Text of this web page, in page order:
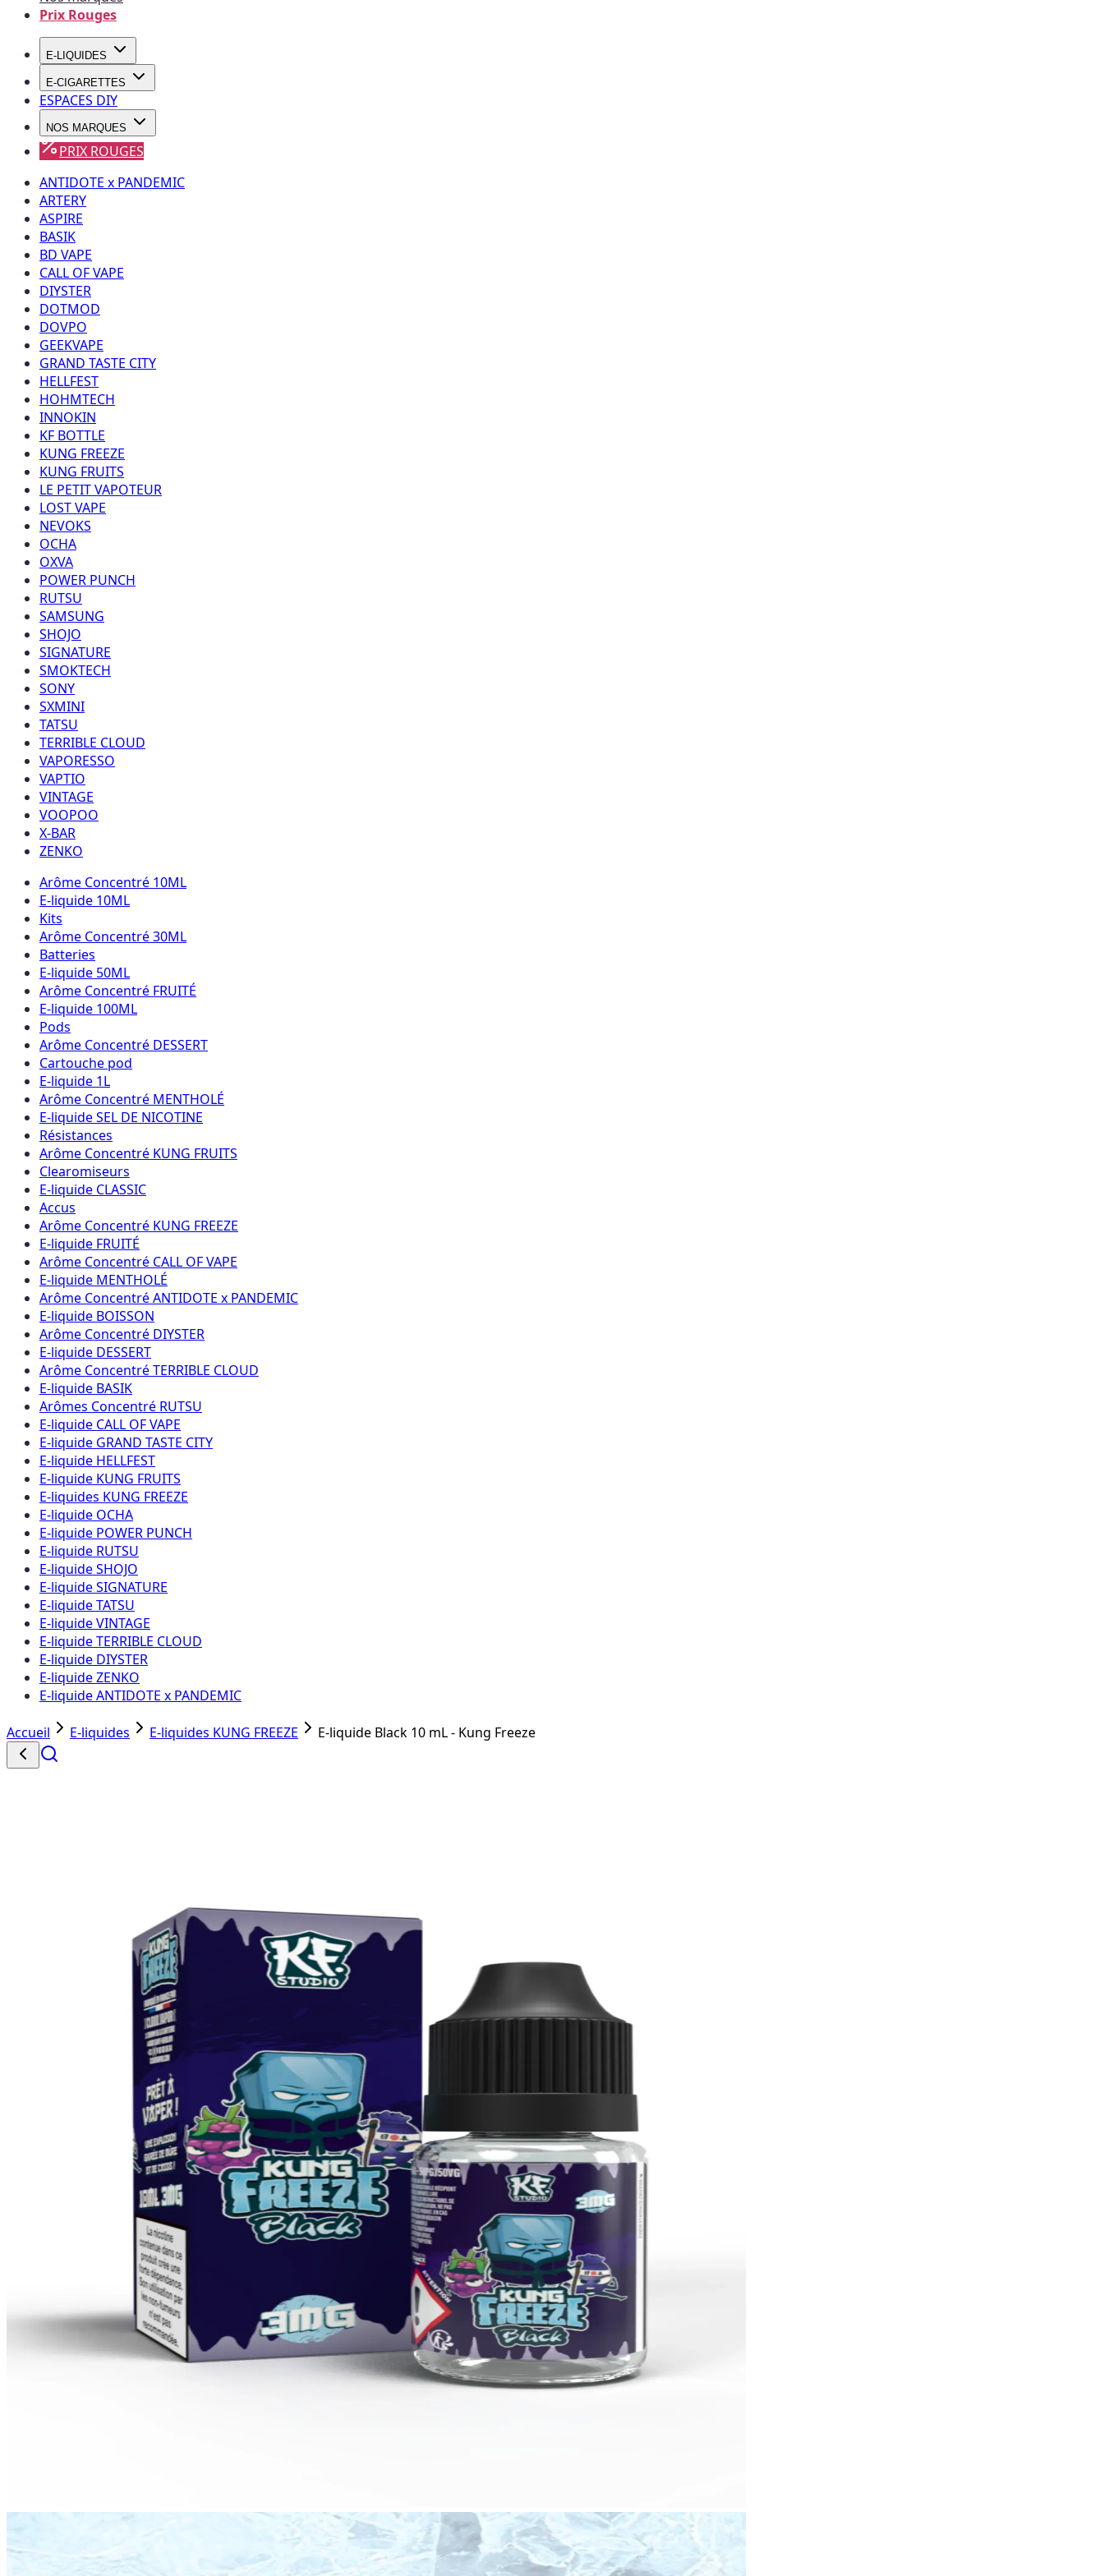
Prix Rouges
E-LIQUIDES
E-CIGARETTES
ESPACES DIY
NOS MARQUES
PRIX ROUGES
ANTIDOTE x PANDEMIC
ARTERY
ASPIRE
BASIK
BD VAPE
CALL OF VAPE
DIYSTER
DOTMOD
DOVPO
GEEKVAPE
GRAND TASTE CITY
HELLFEST
HOHMTECH
INNOKIN
KF BOTTLE
KUNG FREEZE
KUNG FRUITS
LE PETIT VAPOTEUR
LOST VAPE
NEVOKS
OCHA
OXVA
POWER PUNCH
RUTSU
SAMSUNG
SHOJO
SIGNATURE
SMOKTECH
SONY
SXMINI
TATSU
TERRIBLE CLOUD
VAPORESSO
VAPTIO
VINTAGE
VOOPOO
X-BAR
ZENKO
Arôme Concentré 10ML
E-liquide 10ML
Kits
Arôme Concentré 30ML
Batteries
E-liquide 50ML
Arôme Concentré FRUITÉ
E-liquide 100ML
Pods
Arôme Concentré DESSERT
Cartouche pod
E-liquide 1L
Arôme Concentré MENTHOLÉ
E-liquide SEL DE NICOTINE
Résistances
Arôme Concentré KUNG FRUITS
Clearomiseurs
E-liquide CLASSIC
Accus
Arôme Concentré KUNG FREEZE
E-liquide FRUITÉ
Arôme Concentré CALL OF VAPE
E-liquide MENTHOLÉ
Arôme Concentré ANTIDOTE x PANDEMIC
E-liquide BOISSON
Arôme Concentré DIYSTER
E-liquide DESSERT
Arôme Concentré TERRIBLE CLOUD
E-liquide BASIK
Arômes Concentré RUTSU
E-liquide CALL OF VAPE
E-liquide GRAND TASTE CITY
E-liquide HELLFEST
E-liquide KUNG FRUITS
E-liquides KUNG FREEZE
E-liquide OCHA
E-liquide POWER PUNCH
E-liquide RUTSU
E-liquide SHOJO
E-liquide SIGNATURE
E-liquide TATSU
E-liquide VINTAGE
E-liquide TERRIBLE CLOUD
E-liquide DIYSTER
E-liquide ZENKO
E-liquide ANTIDOTE x PANDEMIC
Accueil E-liquides E-liquides KUNG FREEZE E-liquide Black 10 mL - Kung Freeze